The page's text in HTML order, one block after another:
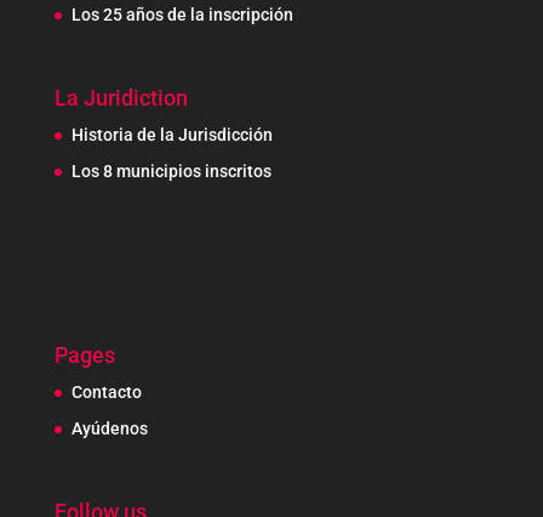
Los 25 años de la inscripción
La Juridiction
Historia de la Jurisdicción
Los 8 municipios inscritos
Pages
Contacto
Ayúdenos
Follow us